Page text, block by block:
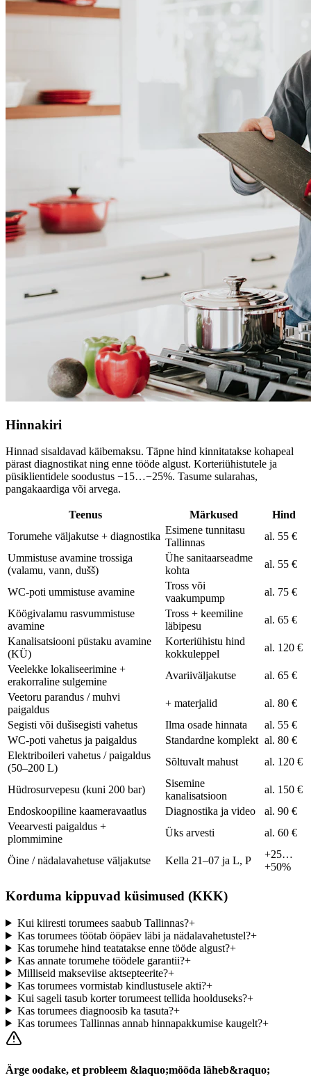
Hinnakiri
Hinnad sisaldavad käibemaksu. Täpne hind kinnitatakse kohapeal
pärast diagnostikat ning enne tööde algust. Korteriühistutele ja
püsiklientidele soodustus −15…−25%. Tasume sularahas,
pangakaardiga või arvega.
Teenus Märkused
Hind
Torumehe väljakutse + diagnostika
Esimene tunnitasu
Tallinnas
al. 55 €
Ummistuse avamine trossiga
(valamu, vann, dušš)
Ühe sanitaarseadme
kohta
al. 55 €
WC-poti ummistuse avamine
Tross või
vaakumpump
al. 75 €
Köögivalamu rasvummistuse
avamine
Tross + keemiline
läbipesu
al. 65 €
Kanalisatsiooni püstaku avamine
(KÜ)
Korteriühistu hind
kokkuleppel
al. 120 €
Veelekke lokaliseerimine +
erakorraline sulgemine
Avariiväljakutse
al. 65 €
Veetoru parandus / muhvi
paigaldus
+ materjalid
al. 80 €
Segisti või dušisegisti vahetus
Ilma osade hinnata
al. 55 €
WC-poti vahetus ja paigaldus
Standardne komplekt al. 80 €
Elektriboileri vahetus / paigaldus
(50–200 L)
Sõltuvalt mahust al. 120 €
Hüdrosurvepesu (kuni 200 bar)
Sisemine
kanalisatsioon
al. 150 €
Endoskoopiline kaameravaatlus
Diagnostika ja video
al. 90 €
Veearvesti paigaldus +
plommimine
Üks arvesti al. 60 €
Öine / nädalavahetuse väljakutse Kella 21–07 ja L, P
+25…
+50%
Korduma kippuvad küsimused (KKK)
Kui kiiresti torumees saabub Tallinnas?+
Kas torumees töötab ööpäev läbi ja nädalavahetustel?+
Kas torumehe hind teatatakse enne tööde algust?+
Kas annate torumehe töödele garantii?+
Milliseid makseviise aktsepteerite?+
Kas torumees vormistab kindlustusele akti?+
Kui sageli tasub korter torumeest tellida hoolduseks?+
Kas torumees diagnoosib ka tasuta?+
Kas torumees Tallinnas annab hinnapakkumise kaugelt?+
Ärge oodake, et probleem &laquo;mööda läheb&raquo;